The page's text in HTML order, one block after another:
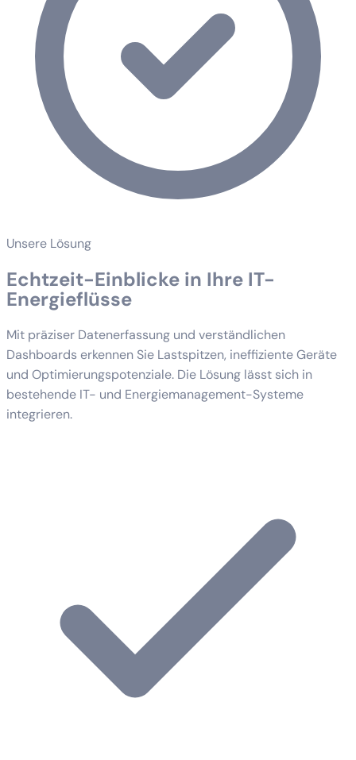
Unsere Lösung
Echtzeit-Einblicke in Ihre IT-
Energieflüsse
Mit präziser Datenerfassung und verständlichen
Dashboards erkennen Sie Lastspitzen, ineffiziente Geräte
und Optimierungspotenziale. Die Lösung lässt sich in
bestehende IT- und Energiemanagement-Systeme
integrieren.